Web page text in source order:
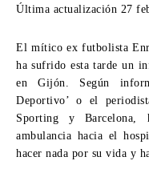
Última actualización 27
El mítico ex futbolista
ha sufrido esta tarde un
en Gijón. Según
Deportivo’ o el
Sporting y Barcelona,
ambulancia hacia el
hacer nada por su vida y